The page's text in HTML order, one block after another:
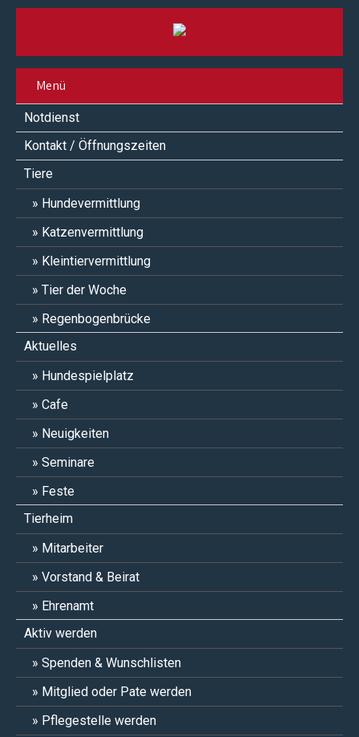
Menü
Notdienst
Kontakt / Öffnungszeiten
Tiere
Hundevermittlung
Katzenvermittlung
Kleintiervermittlung
Tier der Woche
Regenbogenbrücke
Aktuelles
Hundespielplatz
Cafe
Neuigkeiten
Seminare
Feste
Tierheim
Mitarbeiter
Vorstand & Beirat
Ehrenamt
Aktiv werden
Spenden & Wunschlisten
Mitglied oder Pate werden
Pflegestelle werden